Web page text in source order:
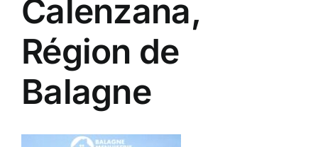
Calenzana,
Région de
Balagne